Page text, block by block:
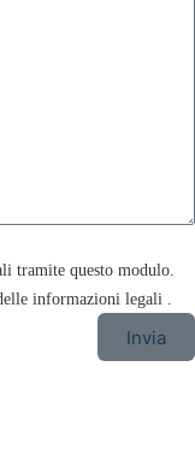
tramite questo modulo.
informazioni legali .
Invia